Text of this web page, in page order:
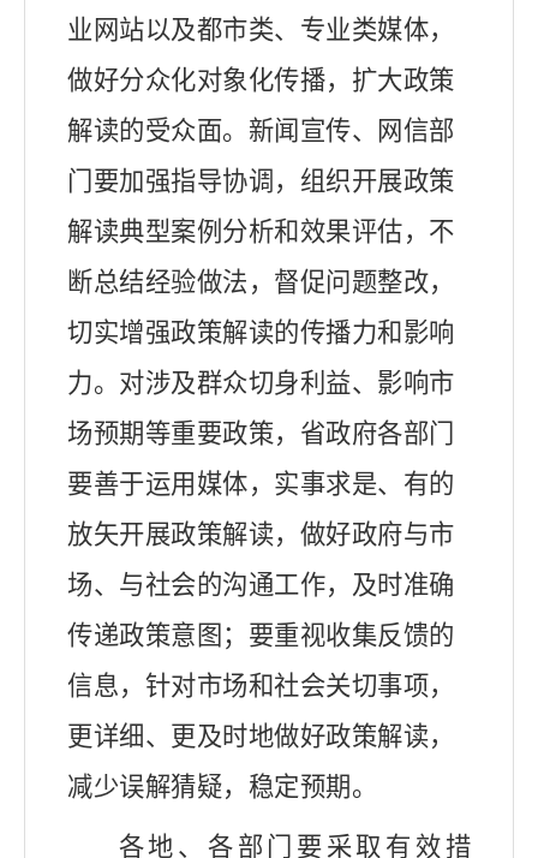
业网站以及都市类、专业类媒体，
做好分众化对象化传播， 扩大政策
解读的受众面。新闻 宣传、网信部
门要加强指导协调，组织开展政策
解读典型案例分析和效果评估，不
断总结经验做法，督促问题整改，
切实增强政策解读的传播力和影响
力。对涉及群众切身利益、影响市
场预期等重要政策，省政府各部门
要善于运用媒体，实事求是、有的
放矢开展政策解读，做好政府与市
场、与社会的沟通工作，及时准确
传递政策意图；要重视收集反馈的
信息，针对市场和社会关切事项，
更详细、更及时地做好政策解读，
减少误解猜疑，稳定预期。
各地、各部门要采取有效措